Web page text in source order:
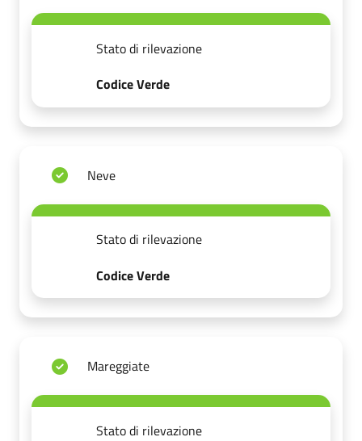
Stato di rilevazione
Codice Verde
Neve
Stato di rilevazione
Codice Verde
Mareggiate
Stato di rilevazione